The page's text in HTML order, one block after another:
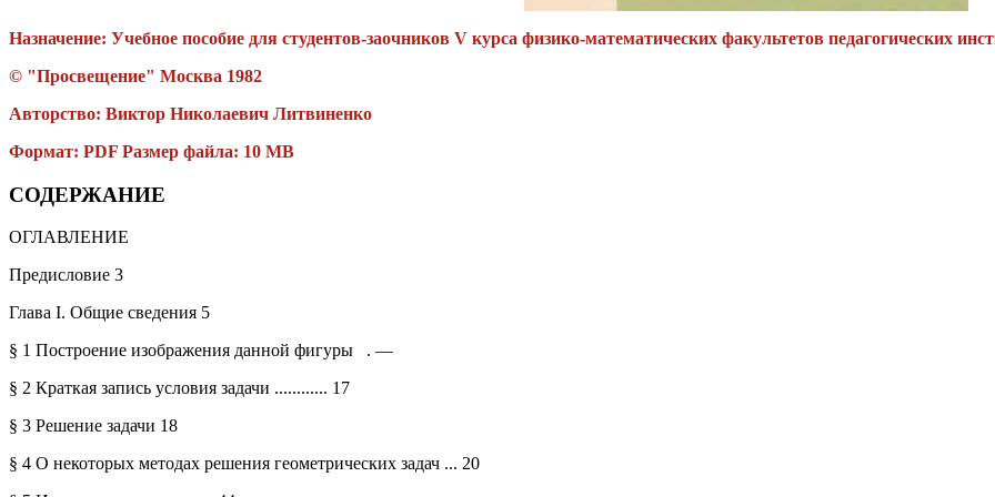
Назначение: Учебное пособие для студентов-заочников V курса физико-математических факультетов педагогических
© "Просвещение" Москва 1982
Авторство: Виктор Николаевич Литвиненко
Формат: PDF Размер файла: 10 MB
СОДЕРЖАНИЕ
ОГЛАВЛЕНИЕ
Предисловие 3
Глава I. Общие сведения 5
§ 1 Построение изображения данной фигуры . —
§ 2 Краткая запись условия задачи ............ 17
§ 3 Решение задачи 18
§ 4 О некоторых методах решения геометрических задач ... 20